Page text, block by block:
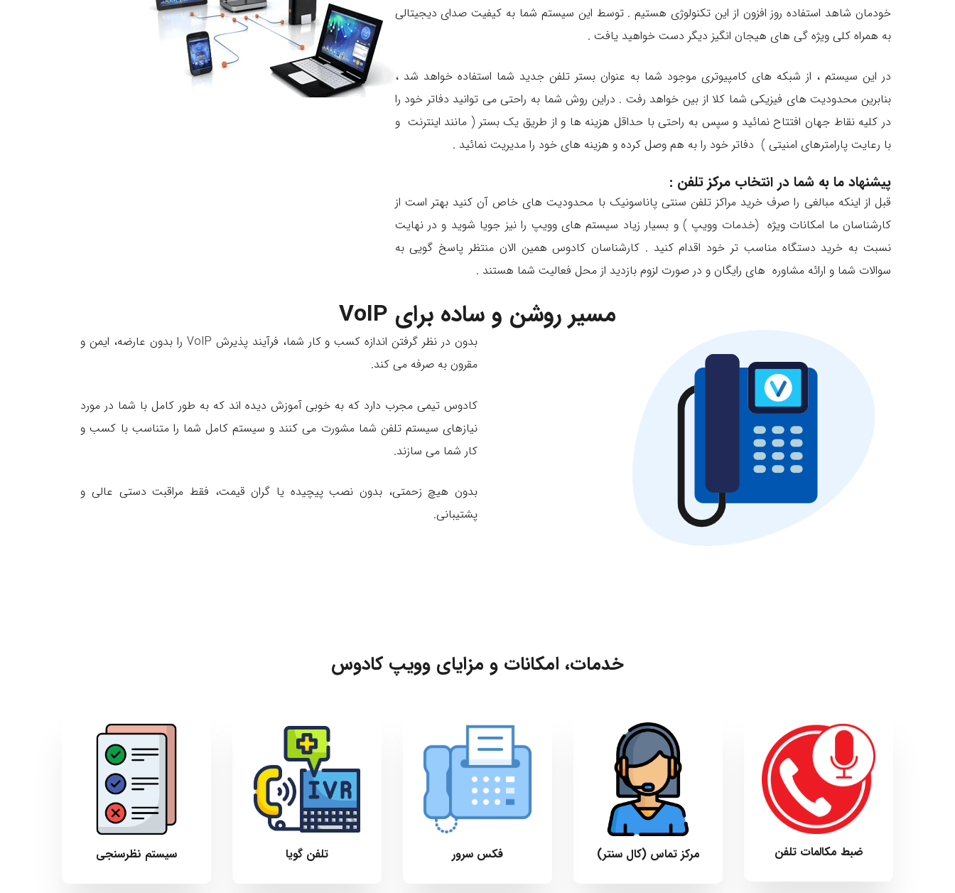
خودمان شاهد استفاده روز افزون از این تکنولوژی هستیم . توسط این سیستم شما به کیفیت صدای دیجیتالی
به همراه کلی ویژه گی های هیجان انگیز دیگر دست خواهید یافت .
در این سیستم ، از شبکه های کامپیوتری موجود شما به عنوان بستر تلفن جدید شما استفاده خواهد شد ،
بنابرین محدودیت های فیزیکی شما کلا از بین خواهد رفت . دراین روش شما به راحتی می توانید دفاتر خود را
در کلیه نقاط جهان افتتاح نمائید و سپس به راحتی با حداقل هزینه ها و از طریق یک بستر ( مانند اینترنت و
با رعایت پارامترهای امنیتی ) دفاتر خود را به هم وصل کرده و هزینه های خود را مدیریت نمائید .
پیشنهاد ما به شما در انتخاب مرکز تلفن :
قبل از اینکه مبالغی را صرف خرید مراکز تلفن سنتی پاناسونیک با محدودیت های خاص آن کنید بهتر است از
کارشناسان ما امکانات ویژه (خدمات وویپ ) و بسیار زیاد سیستم های وویپ را نیز جویا شوید و در نهایت
نسبت به خرید دستگاه مناسب تر خود اقدام کنید . کارشناسان کادوس همین الان منتظر پاسخ گویی به
سوالات شما و ارائه مشاوره های رایگان و در صورت لزوم بازدید از محل فعالیت شما هستند .
مسیر روشن و ساده برای VoIP
بدون در نظر گرفتن اندازه کسب و کار شما، فرآیند پذیرش VoIP را بدون عارضه، ایمن و
مقرون به صرفه می کند.
کادوس تیمی مجرب دارد که به خوبی آموزش دیده اند که به طور کامل با شما در مورد
نیازهای سیستم تلفن شما مشورت می کنند و سیستم کامل شما را متناسب با کسب و
کار شما می سازند.
بدون هیچ زحمتی، بدون نصب پیچیده یا گران قیمت، فقط مراقبت دستی عالی و
پشتیبانی.
خدمات، امکانات و مزایای وویپ کادوس
ضبط مکالمات تلفن مرکز تماس (کال سنتر) فکس سرور تلفن گویا سیستم نظرسنجی